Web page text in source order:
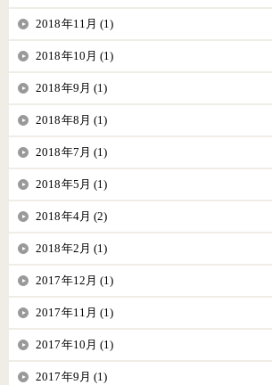
2018年11月 (1)
2018年10月 (1)
2018年9月 (1)
2018年8月 (1)
2018年7月 (1)
2018年5月 (1)
2018年4月 (2)
2018年2月 (1)
2017年12月 (1)
2017年11月 (1)
2017年10月 (1)
2017年9月 (1)